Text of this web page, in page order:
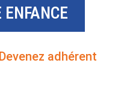
Devenez adhérent